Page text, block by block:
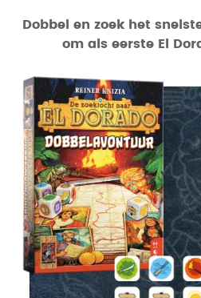
Dobbel en zoek het
om als eerste El